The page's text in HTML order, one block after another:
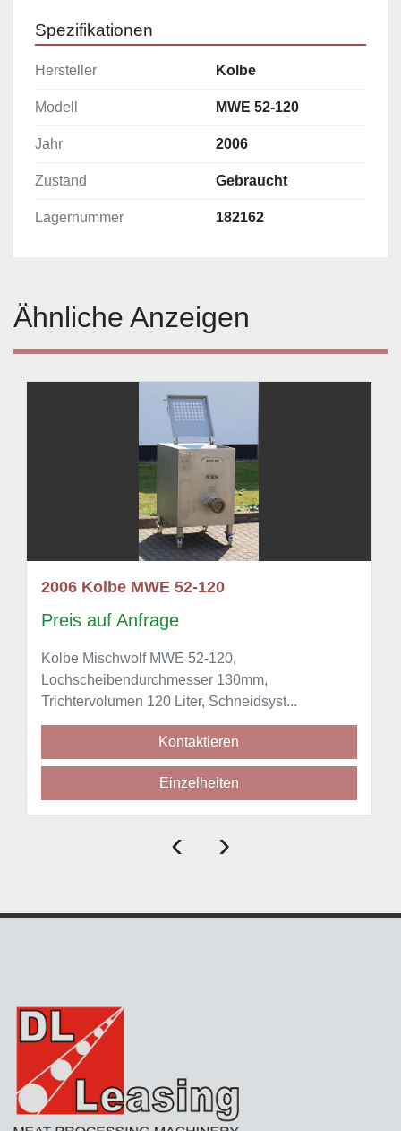
Spezifikationen
Hersteller Kolbe
Modell MWE 52-120
Jahr 2006
Zustand Gebraucht
Lagernummer 182162
Ähnliche Anzeigen
2006 Kolbe MWE 52-120
Preis auf Anfrage
Kolbe Mischwolf MWE 52-120,
Lochscheibendurchmesser 130mm,
Trichtervolumen 120 Liter, Schneidsyst...
Kontaktieren
Einzelheiten
‹ ›